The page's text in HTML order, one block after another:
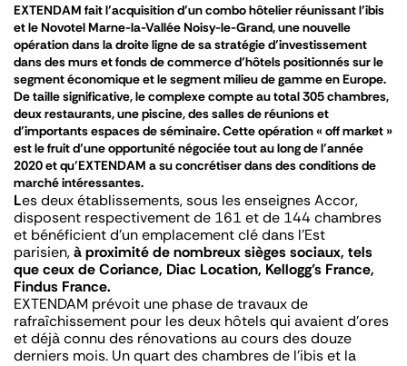
EXTENDAM fait l’acquisition d’un combo hôtelier réunissant l’ibis
et le Novotel Marne-la-Vallée Noisy-le-Grand, une nouvelle
opération dans la droite ligne de sa stratégie d’investissement
dans des murs et fonds de commerce d’hôtels positionnés sur le
segment économique et le segment milieu de gamme en Europe.
De taille significative, le complexe compte au total 305 chambres,
deux restaurants, une piscine, des salles de réunions et
d’importants espaces de séminaire. Cette opération « off market »
est le fruit d’une opportunité négociée tout au long de l’année
2020 et qu’EXTENDAM a su concrétiser dans des conditions de
marché intéressantes.
Les deux établissements, sous les enseignes Accor,
disposent respectivement de 161 et de 144 chambres
et bénéficient d’un emplacement clé dans l’Est
parisien,à proximité de nombreux sièges sociaux, tels
que ceux de Coriance, Diac Location, Kellogg’s France,
Findus France.
EXTENDAM prévoit une phase de travaux de
rafraîchissement pour les deux hôtels qui avaient d’ores
et déjà connu des rénovations au cours des douze
derniers mois. Un quart des chambres de l’ibis et la